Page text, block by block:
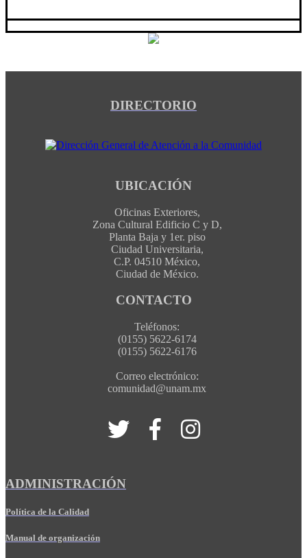
DIRECTORIO
UBICACIÓN
Oficinas Exteriores,
Zona Cultural Edificio C y D,
Planta Baja y 1er. piso
Ciudad Universitaria,
C.P. 04510 México,
Ciudad de México.
CONTACTO
Teléfonos:
(0155) 5622-6174
(0155) 5622-6176
Correo electrónico:
comunidad@unam.mx
ADMINISTRACIÓN
Política de la Calidad
Manual de organización